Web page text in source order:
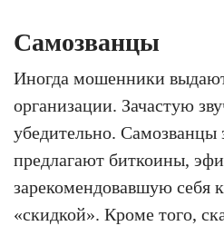
Самозванцы
Иногда мошенники
организации. Зачастую
убедительно. Самозванцы
предлагают биткоины,
зарекомендовавшую себя
«скидкой». Кроме того,